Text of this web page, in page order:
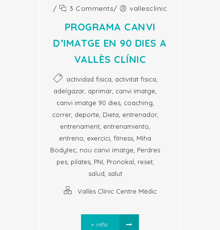
/
3 Comments/ vallesclinic
PROGRAMA CANVI
D’IMATGE EN 90 DIES A
VALLÈS CLÍNIC
actividad fisica, activitat fisica,
adelgazar, aprimar, canvi imatge,
canvi imatge 90 dies, coaching,
correr, deporte, Dieta, entrenador,
entrenament, entrenamiento,
entreno, exercici, fitness, Miha
Bodytec, nou canvi imatge, Perdres
pes, pilates, PNI, Pronokal, reset,
salud, salut
Vallès Clínic Centre Mèdic
+ info